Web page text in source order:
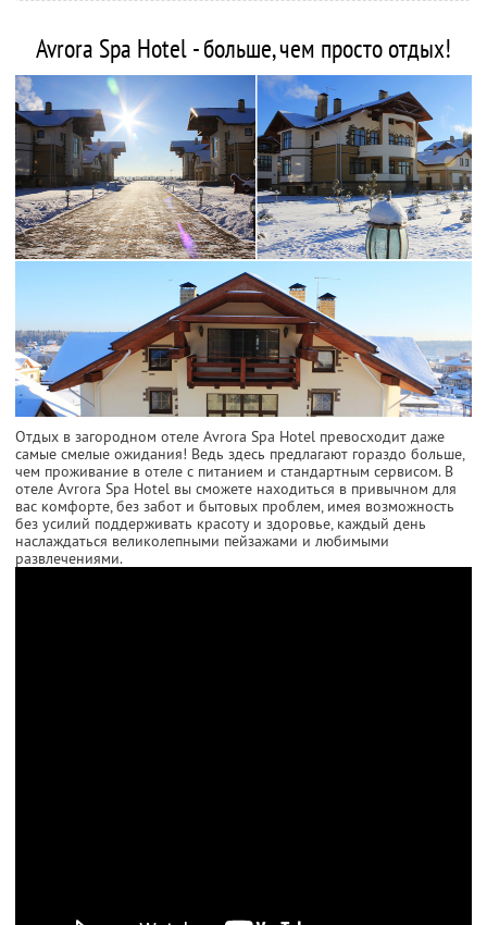
Avrora Spa Hotel - больше, чем просто отдых!
Отдых в загородном отеле Avrora Spa Hotel превосходит даже
самые смелые ожидания! Ведь здесь предлагают гораздо больше,
чем проживание в отеле с питанием и стандартным сервисом. В
отеле Avrora Spa Hotel вы сможете находиться в привычном для
вас комфорте, без забот и бытовых проблем, имея возможность
без усилий поддерживать красоту и здоровье, каждый день
наслаждаться великолепными пейзажами и любимыми
развлечениями.